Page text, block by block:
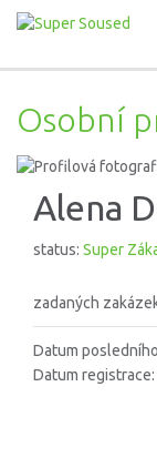
Osobní
Alena
status: Super
zadaných
Datum
Datum registrace: